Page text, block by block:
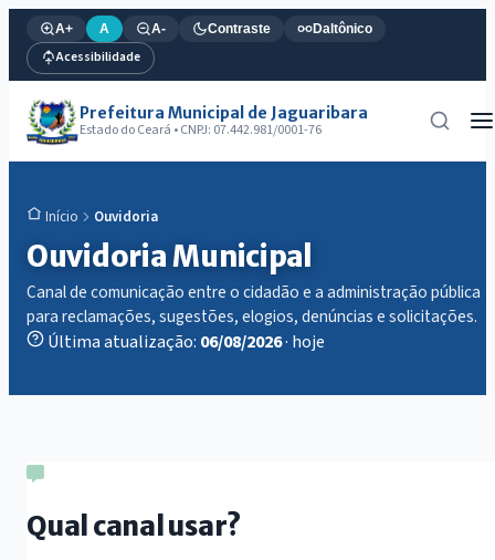
A+ A A- Contraste Daltônico
Acessibilidade
Prefeitura Municipal de Jaguaribara
Estado do Ceará • CNPJ: 07.442.981/0001-76
Início Ouvidoria
Ouvidoria Municipal
Canal de comunicação entre o cidadão e a administração pública
para reclamações, sugestões, elogios, denúncias e solicitações.
Última atualização: 06/08/2026· hoje
Qual canal usar?